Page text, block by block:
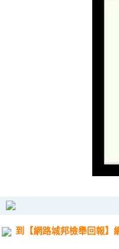
到【網路城邦檢舉回報】